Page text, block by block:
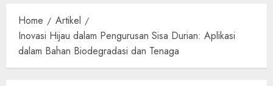
Home
Artikel
Inovasi Hijau dalam Pengurusan Sisa Durian: Aplikasi
dalam Bahan Biodegradasi dan Tenaga